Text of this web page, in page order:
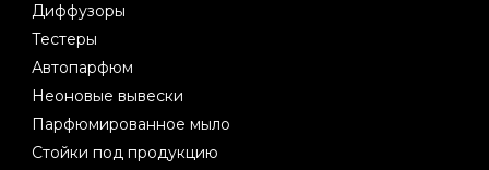
Диффузоры
Тестеры
Автопарфюм
Неоновые вывески
Парфюмированное мыло
Стойки под продукцию